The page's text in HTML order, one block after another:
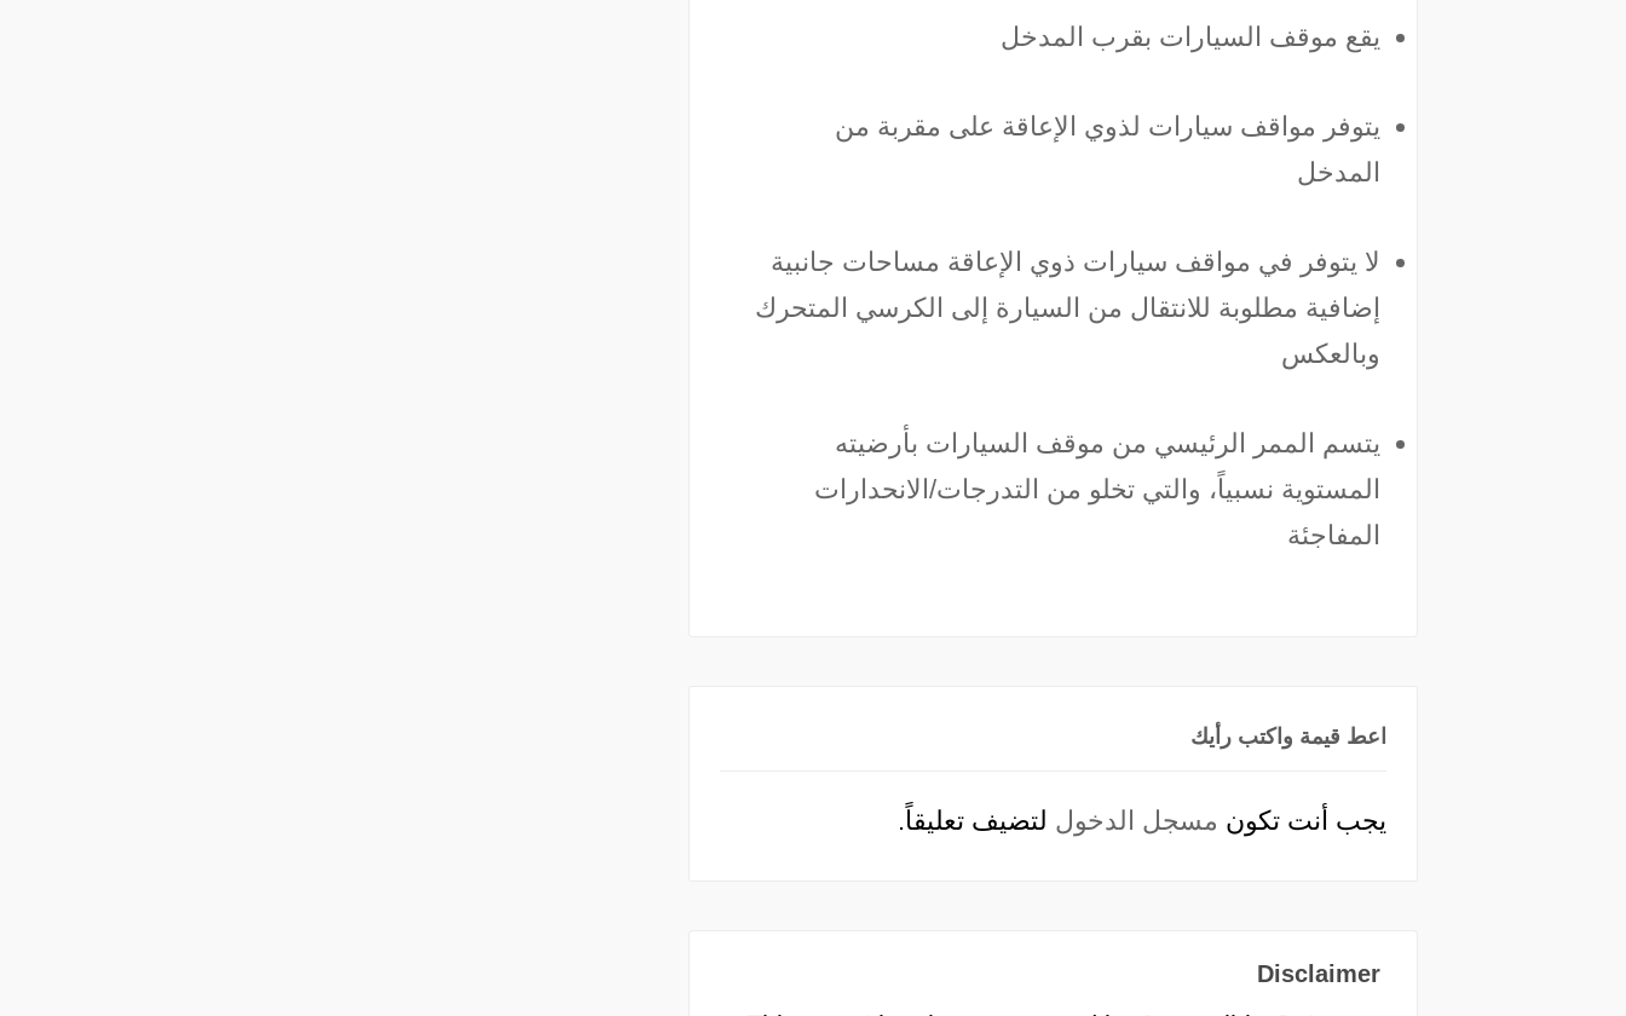
يقع موقف السيارات بقرب المدخل
يتوفر مواقف سيارات لذوي الإعاقة على مقربة من
المدخل
لا يتوفر في مواقف سيارات ذوي الإعاقة مساحات جانبية
إضافية مطلوبة للانتقال من السيارة إلى الكرسي المتحرك
وبالعكس
يتسم الممر الرئيسي من موقف السيارات بأرضيته
المستوية نسبياً، والتي تخلو من التدرجات/الانحدارات
المفاجئة
اعط قيمة واكتب رأيك
يجب أنت تكون مسجل الدخول لتضيف تعليقاً.
Disclaimer